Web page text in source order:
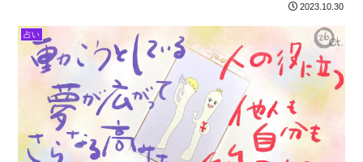
2023.10.30
占い